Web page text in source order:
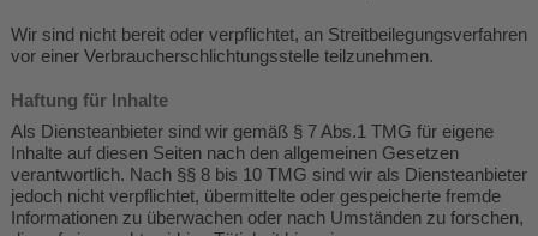
Wir sind nicht bereit oder verpflichtet, an Streitbeilegungsverfahren
vor einer Verbraucherschlichtungsstelle teilzunehmen.
Haftung für Inhalte
Als Diensteanbieter sind wir gemäß § 7 Abs.1 TMG für eigene
Inhalte auf diesen Seiten nach den allgemeinen Gesetzen
verantwortlich. Nach §§ 8 bis 10 TMG sind wir als Diensteanbieter
jedoch nicht verpflichtet, übermittelte oder gespeicherte fremde
Informationen zu überwachen oder nach Umständen zu forschen,